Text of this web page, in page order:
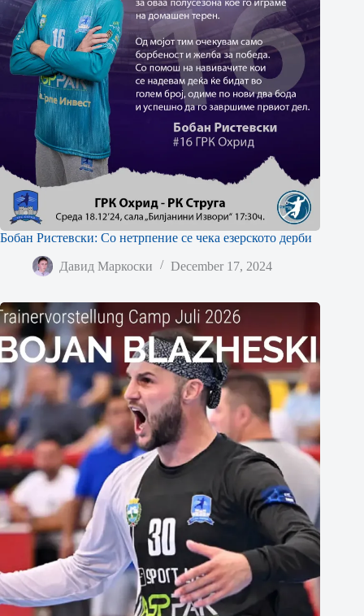
Бобан Ристевски: Со нетрпение се чека езерското дерби
Давид Маркоски December 17, 2024